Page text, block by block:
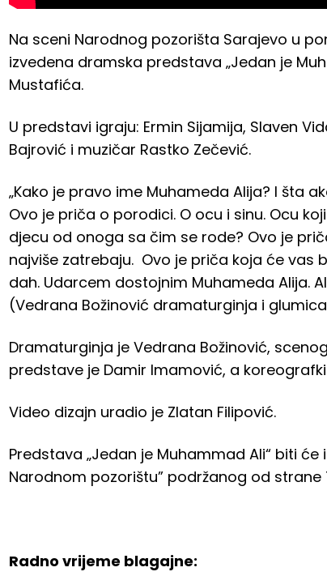
Na sceni Narodnog pozorišta Sarajevo u
izvedena dramska predstava „Jedan je
Mustafića.
U predstavi igraju: Ermin Sijamija, Slaven
Bajrović i muzičar Rastko Zečević.
„Kako je pravo ime Muhameda Alija? I šta
Ovo je priča o porodici. O ocu i sinu. Ocu
djecu od onoga sa čim se rode? Ovo je
najviše zatrebaju. Ovo je priča koja će vas
dah. Udarcem dostojnim Muhameda Alija. Ali
(Vedrana Božinović dramaturginja i
Dramaturginja je Vedrana Božinović,
predstave je Damir Imamović, a
Video dizajn uradio je Zlatan Filipović.
Predstava „Jedan je Muhammad Ali“ biti
Narodnom pozorištu” podržanog od strane
Radno vrijeme blagajne: